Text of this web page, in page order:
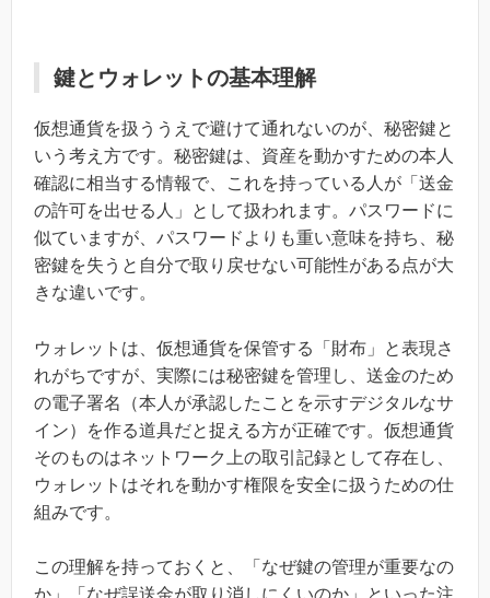
鍵とウォレットの基本理解
仮想通貨を扱ううえで避けて通れないのが、秘密鍵と
いう考え方です。秘密鍵は、資産を動かすための本人
確認に相当する情報で、これを持っている人が「送金
の許可を出せる人」として扱われます。パスワードに
似ていますが、パスワードよりも重い意味を持ち、秘
密鍵を失うと自分で取り戻せない可能性がある点が大
きな違いです。
ウォレットは、仮想通貨を保管する「財布」と表現さ
れがちですが、実際には秘密鍵を管理し、送金のため
の電子署名（本人が承認したことを示すデジタルなサ
イン）を作る道具だと捉える方が正確です。仮想通貨
そのものはネットワーク上の取引記録として存在し、
ウォレットはそれを動かす権限を安全に扱うための仕
組みです。
この理解を持っておくと、「なぜ鍵の管理が重要なの